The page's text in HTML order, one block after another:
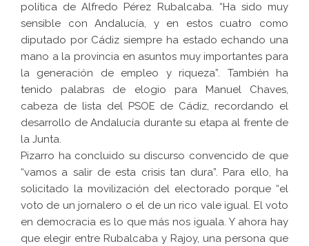
política de Alfredo Pérez Rubalcaba. “Ha sido muy
sensible con Andalucía, y en estos cuatro como
diputado por Cádiz siempre ha estado echando una
mano a la provincia en asuntos muy importantes para
la generación de empleo y riqueza”. También ha
tenido palabras de elogio para Manuel Chaves,
cabeza de lista del PSOE de Cádiz, recordando el
desarrollo de Andalucía durante su etapa al frente de
la Junta.
Pizarro ha concluido su discurso convencido de que
“vamos a salir de esta crisis tan dura”. Para ello, ha
solicitado la movilización del electorado porque “el
voto de un jornalero o el de un rico vale igual. El voto
en democracia es lo que más nos iguala. Y ahora hay
que elegir entre Rubalcaba y Rajoy, una persona que